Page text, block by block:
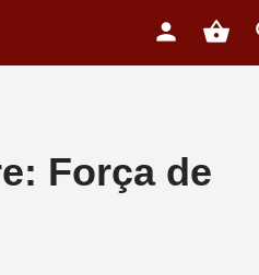
Força de